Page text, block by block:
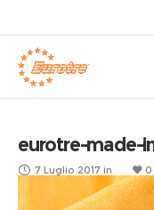
eurotre-made-
7 Luglio 2017 in 0